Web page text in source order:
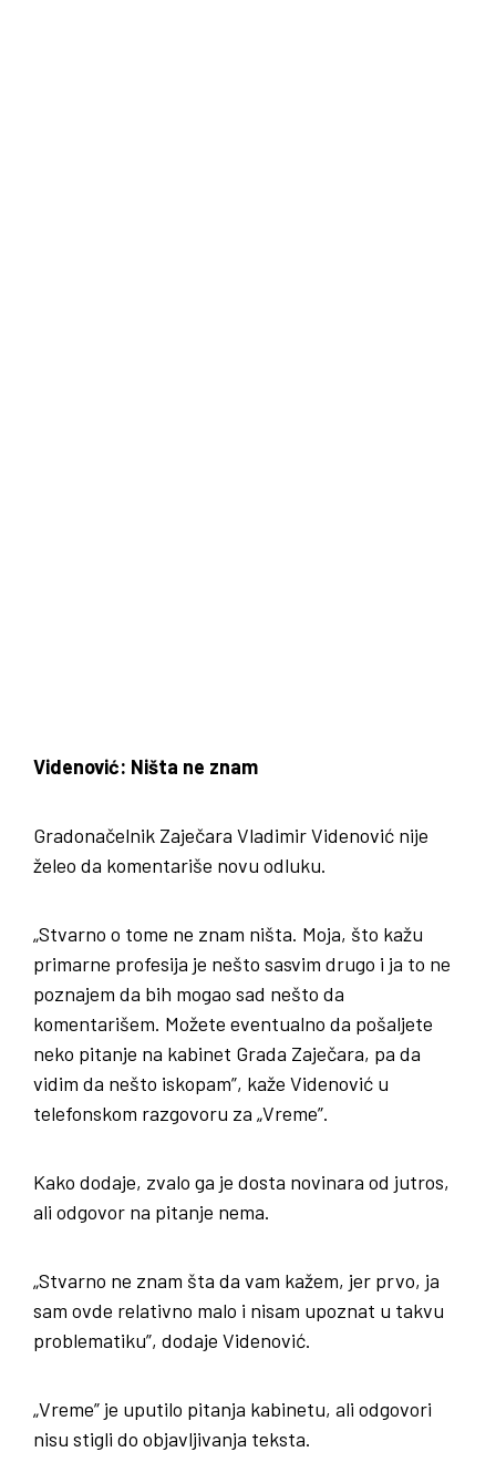
Videnović: Ništa ne znam
Gradonačelnik Zaječara Vladimir Videnović nije
želeo da komentariše novu odluku.
„Stvarno o tome ne znam ništa. Moja, što kažu
primarne profesija je nešto sasvim drugo i ja to ne
poznajem da bih mogao sad nešto da
komentarišem. Možete eventualno da pošaljete
neko pitanje na kabinet Grada Zaječara, pa da
vidim da nešto iskopam”, kaže Videnović u
telefonskom razgovoru za „Vreme”.
Kako dodaje, zvalo ga je dosta novinara od jutros,
ali odgovor na pitanje nema.
„Stvarno ne znam šta da vam kažem, jer prvo, ja
sam ovde relativno malo i nisam upoznat u takvu
problematiku”, dodaje Videnović.
„Vreme” je uputilo pitanja kabinetu, ali odgovori
nisu stigli do objavljivanja teksta.